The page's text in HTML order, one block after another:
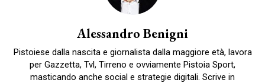
Alessandro Benigni
Pistoiese dalla nascita e giornalista dalla maggiore età, lavora
per Gazzetta, Tvl, Tirreno e ovviamente Pistoia Sport,
masticando anche social e strategie digitali. Scrive in